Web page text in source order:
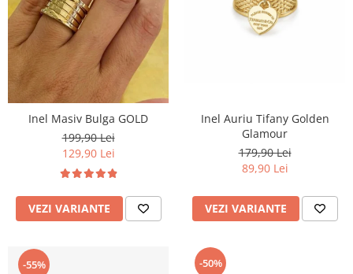
Inel Masiv Bulga GOLD
199,90 Lei
129,90 Lei
VEZI VARIANTE
Inel Auriu Tifany Golden
Glamour
179,90 Lei
89,90 Lei
VEZI VARIANTE
-55% -50%